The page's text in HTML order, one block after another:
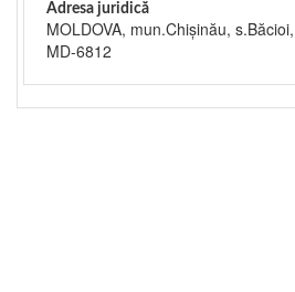
Adresa juridică
MOLDOVA, mun.Chişinău,
MD-6812